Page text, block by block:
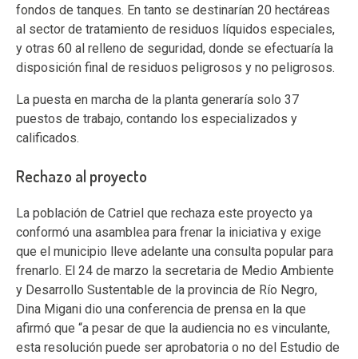
fondos de tanques. En tanto se destinarían 20 hectáreas
al sector de tratamiento de residuos líquidos especiales,
y otras 60 al relleno de seguridad, donde se efectuaría la
disposición final de residuos peligrosos y no peligrosos.
La puesta en marcha de la planta generaría solo 37
puestos de trabajo, contando los especializados y
calificados.
Rechazo al proyecto
La población de Catriel que rechaza este proyecto ya
conformó una asamblea para frenar la iniciativa y exige
que el municipio lleve adelante una consulta popular para
frenarlo. El 24 de marzo la secretaria de Medio Ambiente
y Desarrollo Sustentable de la provincia de Río Negro,
Dina Migani dio una conferencia de prensa en la que
afirmó que “a pesar de que la audiencia no es vinculante,
esta resolución puede ser aprobatoria o no del Estudio de